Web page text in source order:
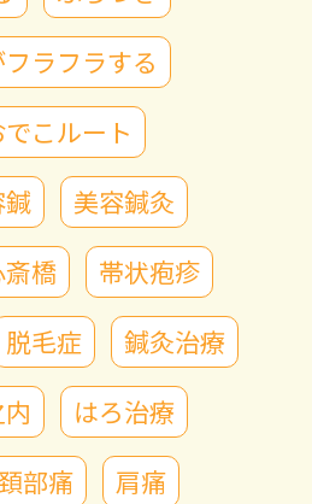
ラフラする
でこルート
美容鍼灸
橋
帯状疱疹
脱毛症
鍼灸治療
はろ治療
部痛
肩痛